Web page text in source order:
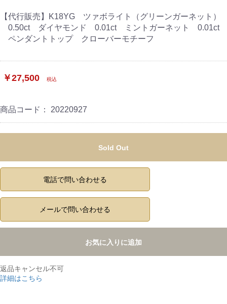
【代行販売】K18YG ツァボライト（グリーンガーネット）
0.50ct ダイヤモンド 0.01ct ミントガーネット 0.01ct
ペンダントトップ クローバーモチーフ
￥27,500 税込
商品コード： 20220927
Sold Out
電話で問い合わせる
メールで問い合わせる
お気に入りに追加
返品キャンセル不可
詳細はこちら